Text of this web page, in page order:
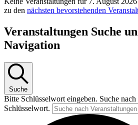
zu den nächsten bevorstehenden
Veranstaltungen Suche
Navigation
Suche
Bitte Schlüsselwort eingeben. Suche nach
Schlüsselwort.